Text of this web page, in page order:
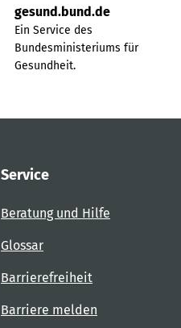
gesund.bund.de
Ein Service des
Bundesministeriums für
Gesundheit.
Service
Beratung und Hilfe
Glossar
Barrierefreiheit
Barriere melden